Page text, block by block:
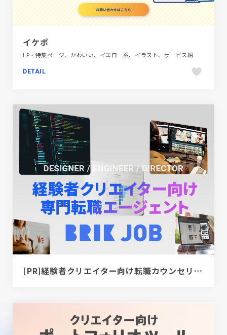
イケポ
LP・特集ページ、かわいい、イエロー系、イラスト、サービス紹介、シンプル、ブルー系、ポップ、金融・法律・人材・専門職
DETAIL
[PR]経験者クリエイター向け転職カウンセリング｜デザイナー / ディレクター / エンジニア